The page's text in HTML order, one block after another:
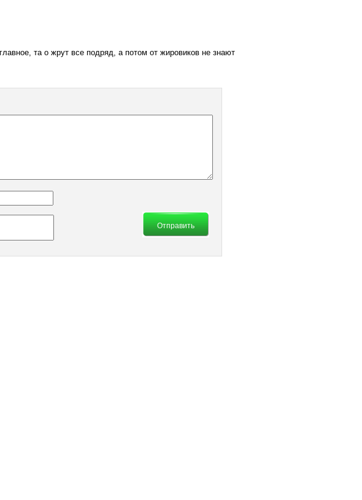
та о жрут все подряд, а потом от жировиков не знают